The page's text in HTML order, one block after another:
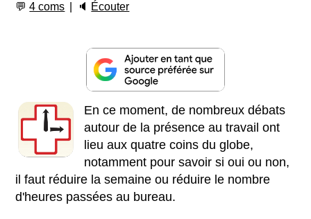
💬4 coms 🔈 Écouter
En ce moment, de nombreux débats
autour de la présence au travail ont
lieu aux quatre coins du globe,
notamment pour savoir si oui ou non,
il faut réduire la semaine ou réduire le nombre
d'heures passées au bureau.